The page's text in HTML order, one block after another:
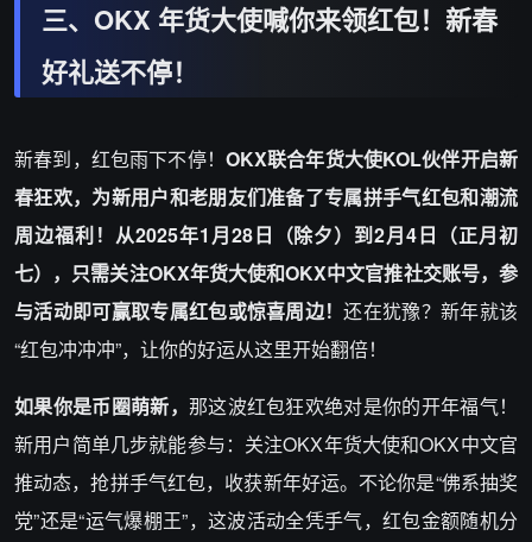
三、OKX 年货大使喊你来领红包！新春
好礼送不停！
新春到，红包雨下不停！ OKX联合年货大使KOL伙伴开启新
春狂欢，为新用户和老朋友们准备了专属拼手气红包和潮流
周边福利！从2025年1月28日（除夕）到2月4日（正月初
七），只需关注OKX年货大使和OKX中文官推社交账号，参
与活动即可赢取专属红包或惊喜周边！还在犹豫？新年就该
“红包冲冲冲”，让你的好运从这里开始翻倍！
如果你是币圈萌新， 那这波红包狂欢绝对是你的开年福气！
新用户简单几步就能参与：关注OKX年货大使和OKX中文官
推动态，抢拼手气红包，收获新年好运。不论你是“佛系抽奖
党”还是“运气爆棚王”，这波活动全凭手气，红包金额随机分